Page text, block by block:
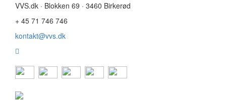
VVS.dk · Blokken 69 · 3460 Birkerød
+ 45 71 746 746
kontakt@vvs.dk